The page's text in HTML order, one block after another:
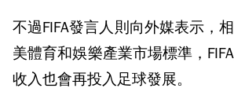
不過FIFA發言人則向外媒表示，
美體育和娛樂產業市場標準，
收入也會再投入足球發展。